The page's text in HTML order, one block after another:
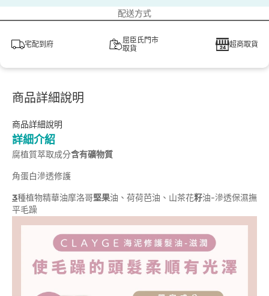
配送方式
宅配到府
屈臣氏門市
取貨
超商取貨
商品詳細說明
商品詳細說明
詳細介紹
腐植質萃取成分含有礦物質
角蛋白滲透修護
3種植物精華油摩洛哥堅果油、荷荷芭油、山茶花籽油-滲透保濕撫
平毛躁